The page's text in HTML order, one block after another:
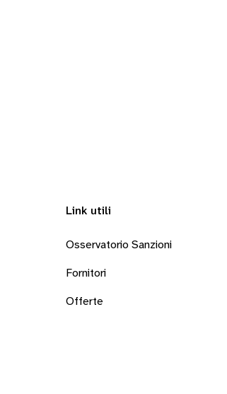
Link utili
Osservatorio Sanzioni
Fornitori
Offerte